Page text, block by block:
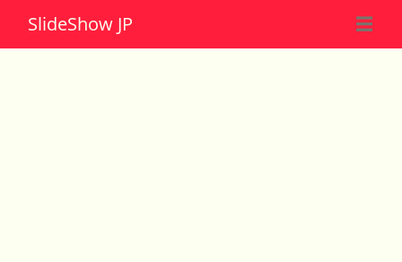
SlideShow JP ☰